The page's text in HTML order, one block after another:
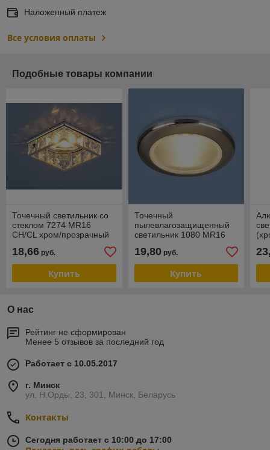
Наложенный платеж
Все условия оплаты
Подобные товары компании
Точечный светильник со
стеклом 7274 MR16
CH/CL хром/прозрачный
18,66 руб.
Купить
Точечный
пылевлагозащищенный
светильник 1080 MR16
19,80руб.
Купить
О нас
Рейтинг не сформирован
Менее 5 отзывов за последний год
Работает с 10.05.2017
г. Минск
ул. Н.Орды, 23, 301, Минск, Беларусь
Контакты
Сегодня работает с 10:00 до 17:00